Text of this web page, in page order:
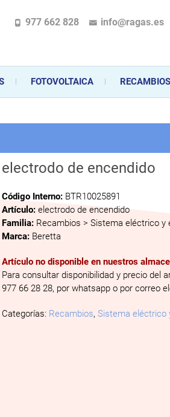
y mantenimiento de gas y electricidad
desde el asesoramiento
977 662 828 info@ragas.es
FOTOVOLTAICA RECAMBIOS
electrodo de encendido
Código Interno: BTR10025891
Artículo:electrodo de encendido
Familia: Recambios > Sistema eléctrico y
Marca: Beretta
Artículo no disponible en nuestros
Para consultar disponibilidad y precio del
977 66 28 28, por whatsapp o por correo
Categorías: Recambios,Sistema eléctrico